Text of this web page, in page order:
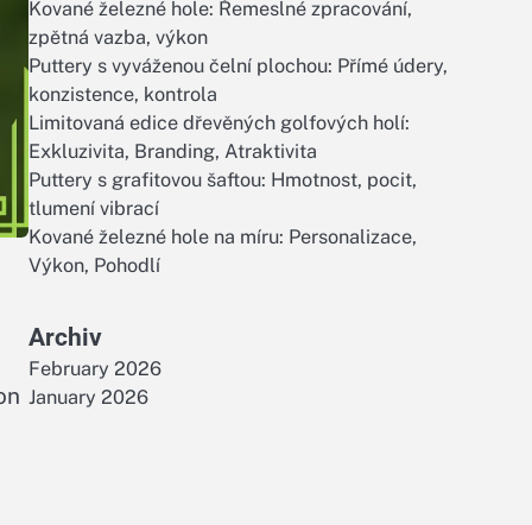
Kované železné hole: Řemeslné zpracování,
zpětná vazba, výkon
Puttery s vyváženou čelní plochou: Přímé údery,
konzistence, kontrola
Limitovaná edice dřevěných golfových holí:
Exkluzivita, Branding, Atraktivita
Puttery s grafitovou šaftou: Hmotnost, pocit,
tlumení vibrací
Kované železné hole na míru: Personalizace,
Výkon, Pohodlí
Archiv
February 2026
January 2026